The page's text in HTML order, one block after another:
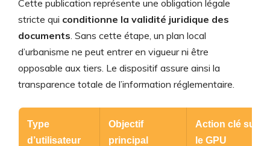
Cette publication représente une obligation légale
stricte qui conditionne la validité juridique des
documents. Sans cette étape, un plan local
d’urbanisme ne peut entrer en vigueur ni être
opposable aux tiers. Le dispositif assure ainsi la
transparence totale de l’information réglementaire.
Type
d’utilisateur
Objectif
principal
Action clé sur
le GPU